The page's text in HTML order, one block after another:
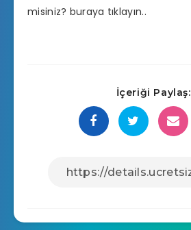
misiniz? buraya tıklayın..
İçeriği Paylaş: